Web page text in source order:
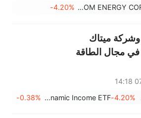
BLOOM ENERGY CORP
-4.20%
ميتاك
مجال الطاقة
-4.20%
NestYield Dynamic Income ETF
-0.38%